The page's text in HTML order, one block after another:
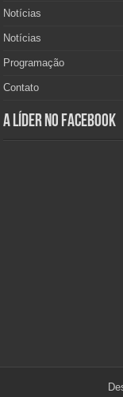
Notícias
Notícias
Programação
Contato
A Líder no Facebook